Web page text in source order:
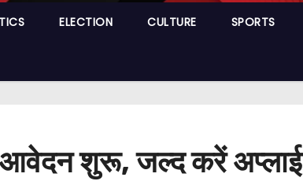
ELECTION CULTURE SPORTS
शुरू, जल्द करें अप्लाई